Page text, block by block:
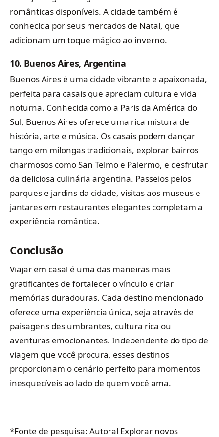
românticas disponíveis. A cidade também é
conhecida por seus mercados de Natal, que
adicionam um toque mágico ao inverno.
10. Buenos Aires, Argentina
Buenos Aires é uma cidade vibrante e apaixonada,
perfeita para casais que apreciam cultura e vida
noturna. Conhecida como a Paris da América do
Sul, Buenos Aires oferece uma rica mistura de
história, arte e música. Os casais podem dançar
tango em milongas tradicionais, explorar bairros
charmosos como San Telmo e Palermo, e desfrutar
da deliciosa culinária argentina. Passeios pelos
parques e jardins da cidade, visitas aos museus e
jantares em restaurantes elegantes completam a
experiência romântica.
Conclusão
Viajar em casal é uma das maneiras mais
gratificantes de fortalecer o vínculo e criar
memórias duradouras. Cada destino mencionado
oferece uma experiência única, seja através de
paisagens deslumbrantes, cultura rica ou
aventuras emocionantes. Independente do tipo de
viagem que você procura, esses destinos
proporcionam o cenário perfeito para momentos
inesquecíveis ao lado de quem você ama.
*Fonte de pesquisa: Autoral Explorar novos